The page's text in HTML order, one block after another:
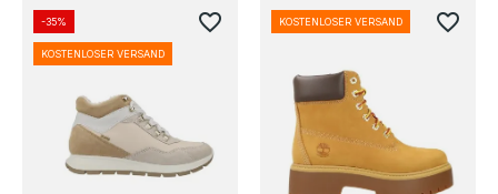
-35%
KOSTENLOSER VERSAND
favorite_border KOSTENLOSER VERSAND favorite_border